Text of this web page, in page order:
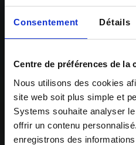
Consentement Détails
Centre de préférences de la
Nous utilisons des cookies
site web soit plus simple et
Systems souhaite analyser
offrir un contenu
enregistrons des